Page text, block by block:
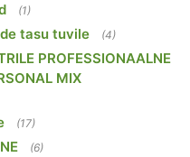
(1)
tasu tuvile (4)
PROFESSIONAALNE
MIX
(17)
(6)